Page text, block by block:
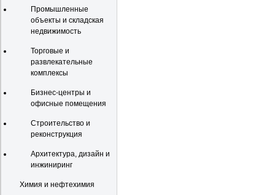
Промышленные
объекты и складская
недвижимость
Торговые и
развлекательные
комплексы
Бизнес-центры и
офисные помещения
Строительство и
реконструкция
Архитектура, дизайн и
инжиниринг
Химия и нефтехимия